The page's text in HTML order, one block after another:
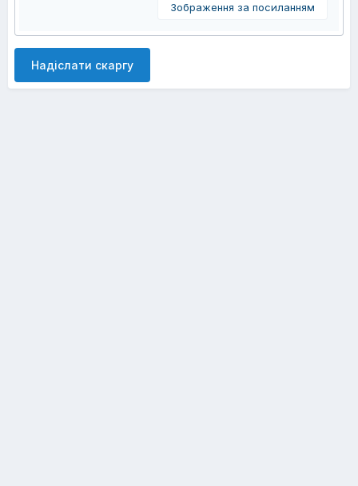
Зображення за посиланням
Надіслати скаргу